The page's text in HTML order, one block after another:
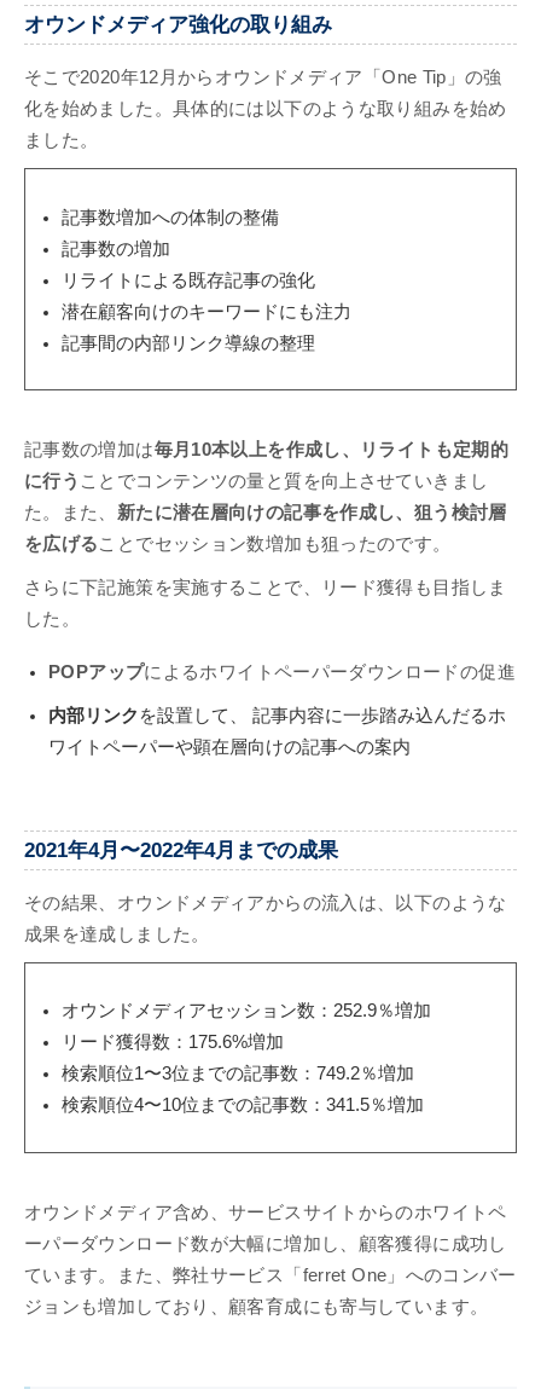
オウンドメディア強化の取り組み
そこで2020年12月からオウンドメディア「One Tip」の強
化を始めました。具体的には以下のような取り組みを始め
ました。
記事数増加への体制の整備
記事数の増加
リライトによる既存記事の強化
潜在顧客向けのキーワードにも注力
記事間の内部リンク導線の整理
記事数の増加は毎月10本以上を作成し、リライトも定期的
に行う ことでコンテンツの量と質を向上させていきまし
た。また、 新たに潜在層向けの記事を作成し、狙う検討層
を広げることでセッション数増加も狙ったのです。
さらに下記施策を実施することで、リード獲得も目指しま
した。
POPアップによるホワイトペーパーダウンロードの促進
内部リンク を設置して、 記事内容に一歩踏み込んだるホ
ワイトペーパーや顕在層向けの記事への案内
2021年4月〜2022年4月までの成果
その結果、オウンドメディアからの流入は、以下のような
成果を達成しました。
オウンドメディアセッション数：252.9％増加
リード獲得数：175.6%増加
検索順位1〜3位までの記事数：749.2％増加
検索順位4〜10位までの記事数：341.5％増加
オウンドメディア含め、サービスサイトからのホワイトペ
ーパーダウンロード数が大幅に増加し、顧客獲得に成功し
ています。また、弊社サービス「ferret One」へのコンバー
ジョンも増加しており、顧客育成にも寄与しています。